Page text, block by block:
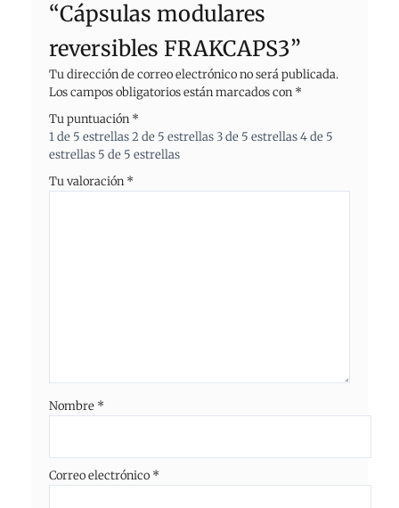
“Cápsulas modulares
reversibles FRAKCAPS3”
Tu dirección de correo electrónico no será publicada.
Los campos obligatorios están marcados con *
Tu puntuación *
1 de 5 estrellas2 de 5 estrellas3 de 5 estrellas4 de 5
estrellas 5 de 5 estrellas
Tu valoración *
Nombre *
Correo electrónico *